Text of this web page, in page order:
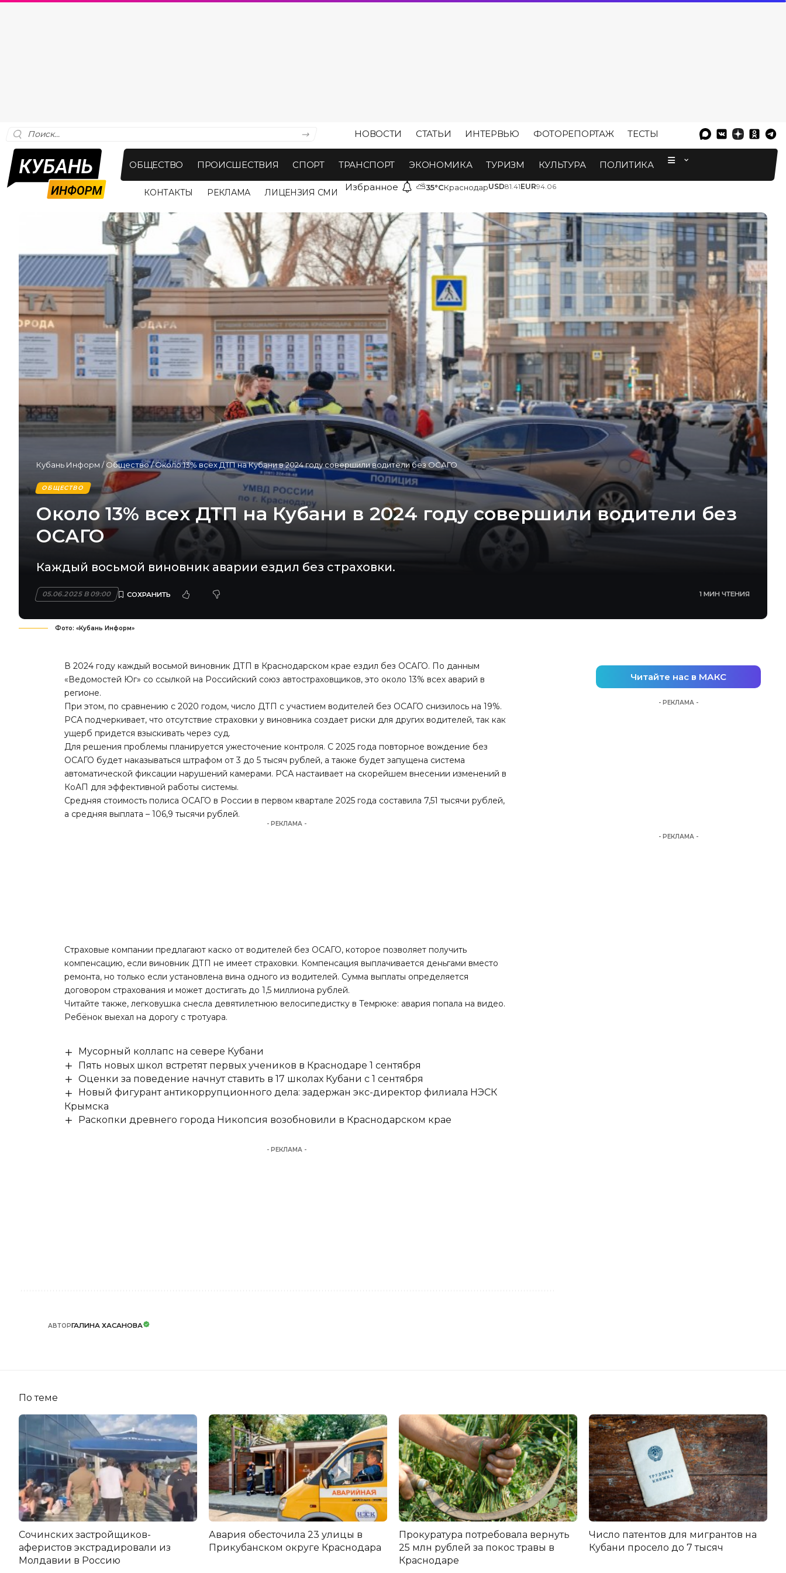
НОВОСТИ СТАТЬИ ИНТЕРВЬЮ ФОТОРЕПОРТАЖ ТЕСТЫ
ОБЩЕСТВО ПРОИСШЕСТВИЯ СПОРТ ТРАНСПОРТ ЭКОНОМИКА ТУРИЗМ КУЛЬТУРА ПОЛИТИКА
КОНТАКТЫ РЕКЛАМА ЛИЦЕНЗИЯ СМИ Избранное ⛅35°CКраснодарUSD81.41EUR94.06
Кубань Информ /Общество/Около 13% всех ДТП на Кубани в 2024 году совершили водители без ОСАГО
ОБЩЕСТВО
Около 13% всех ДТП на Кубани в 2024 году совершили водители без
ОСАГО
Каждый восьмой виновник аварии ездил без страховки.
05.06.2025 В 09:00 1 МИН ЧТЕНИЯ
Фото: «Кубань Информ»
В 2024 году каждый восьмой виновник ДТП в Краснодарском крае ездил без ОСАГО. По данным
«Ведомостей Юг» со ссылкой на Российский союз автостраховщиков, это около 13% всех аварий в
регионе.
При этом, по сравнению с 2020 годом, число ДТП с участием водителей без ОСАГО снизилось на 19%.
РСА подчеркивает, что отсутствие страховки у виновника создает риски для других водителей, так как
ущерб придется взыскивать через суд.
Для решения проблемы планируется ужесточение контроля. С 2025 года повторное вождение без
ОСАГО будет наказываться штрафом от 3 до 5 тысяч рублей, а также будет запущена система
автоматической фиксации нарушений камерами. РСА настаивает на скорейшем внесении изменений в
КоАП для эффективной работы системы.
Средняя стоимость полиса ОСАГО в России в первом квартале 2025 года составила 7,51 тысячи рублей,
а средняя выплата – 106,9 тысячи рублей.
- РЕКЛАМА -
Страховые компании предлагают каско от водителей без ОСАГО, которое позволяет получить
компенсацию, если виновник ДТП не имеет страховки. Компенсация выплачивается деньгами вместо
ремонта, но только если установлена вина одного из водителей. Сумма выплаты определяется
договором страхования и может достигать до 1,5 миллиона рублей.
Читайтетакже, легковушка снесла девятилетнюю велосипедистку в Темрюке: авария попала на видео.
Ребёнок выехал на дорогу с тротуара.
Мусорный коллапс на севере Кубани
Пять новых школ встретят первых учеников в Краснодаре 1 сентября
Оценки за поведение начнут ставить в 17 школах Кубани с 1 сентября
Новый фигурант антикоррупционного дела: задержан экс-директор филиала НЭСК
Крымска
Раскопки древнего города Никопсия возобновили в Краснодарском крае
- РЕКЛАМА -
АВТОРГАЛИНА ХАСАНОВА
Читайте нас в МАКС
- РЕКЛАМА -
- РЕКЛАМА -
По теме
Сочинских застройщиков-
аферистов экстрадировали из
Молдавии в Россию
Авария обесточила 23 улицы в
Прикубанском округе Краснодара
Прокуратура потребовала вернуть
25 млн рублей за покос травы в
Краснодаре
Число патентов для мигрантов на
Кубани просело до 7 тысяч